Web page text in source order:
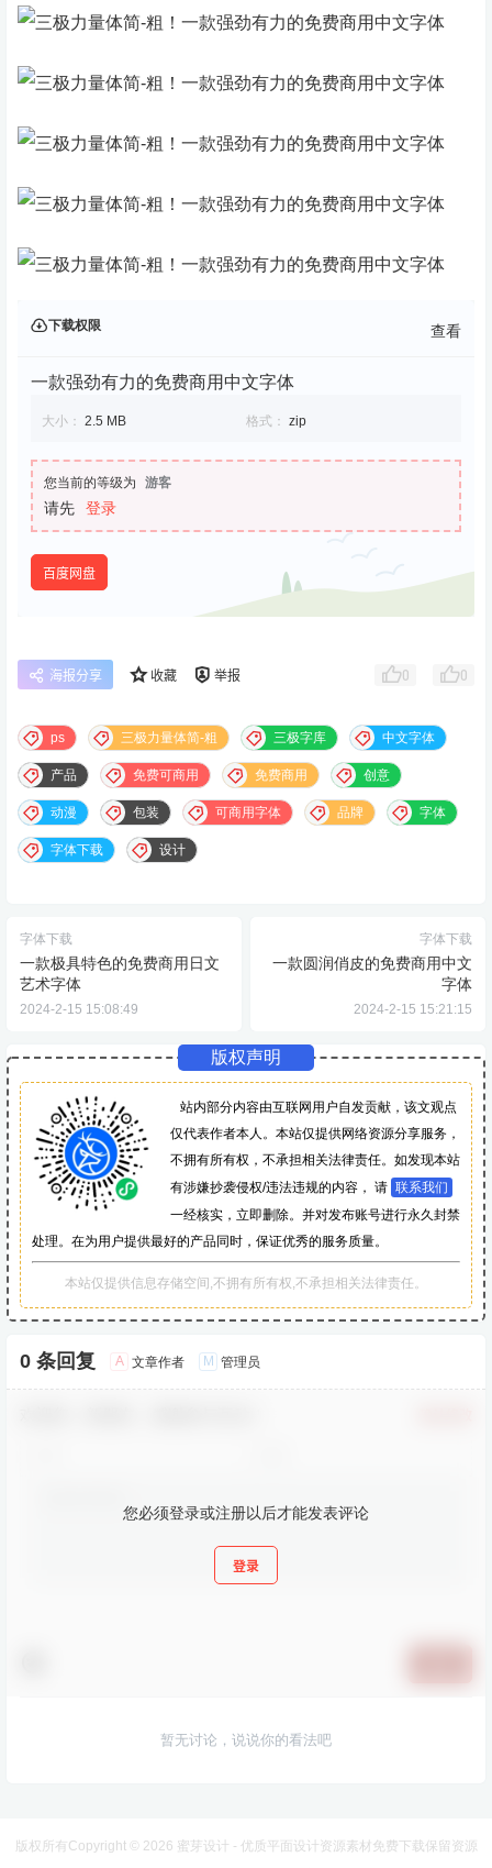
下载权限 查看
一款强劲有力的免费商用中文字体
大小： 2.5 MB 格式： zip
您当前的等级为 游客
请先 登录
百度网盘
海报分享 收藏 举报 0 0
ps 三极力量体简-粗 三极字库 中文字体
产品 免费可商用 免费商用 创意
动漫 包装 可商用字体 品牌 字体
字体下载 设计
字体下载
一款极具特色的免费商用日文
艺术字体
2024-2-15 15:08:49
字体下载
一款圆润俏皮的免费商用中文
字体
2024-2-15 15:21:15
版权声明
站内部分内容由互联网用户自发贡献，该文观点
仅代表作者本人。本站仅提供网络资源分享服务，
不拥有所有权，不承担相关法律责任。如发现本站
有涉嫌抄袭侵权/违法违规的内容， 请 联系我们
一经核实，立即删除。并对发布账号进行永久封禁
处理。在为用户提供最好的产品同时，保证优秀的服务质量。
本站仅提供信息存储空间,不拥有所有权,不承担相关法律责任。
0 条回复 A 文章作者 M 管理员
您必须登录或注册以后才能发表评论
登录
暂无讨论，说说你的看法吧
版权所有Copyright © 2026 蜜芽设计 - 优质平面设计资源素材免费下载保留资源